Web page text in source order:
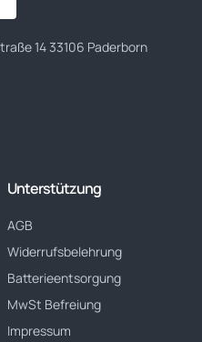
14 33106 Paderborn
Unterstützung
AGB
Widerrufsbelehrung
Batterieentsorgung
MwSt Befreiung
Impressum